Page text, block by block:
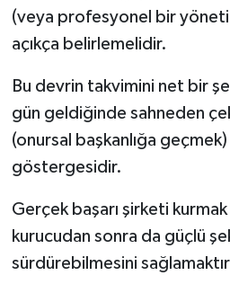
(veya profesyonel bir
açıkça belirlemelidir.
Bu devrin takvimini net bir
gün geldiğinde sahneden
(onursal başkanlığa
göstergesidir.
Gerçek başarı şirketi
kurucudan sonra da güçlü
sürdürebilmesini